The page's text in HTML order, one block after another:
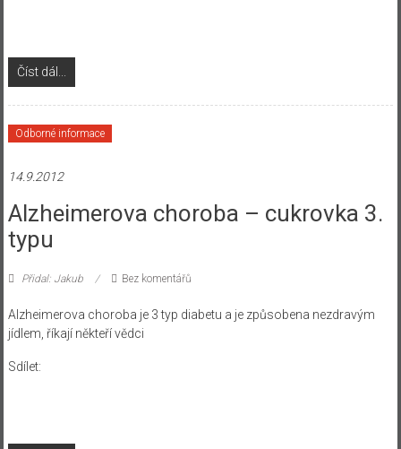
Číst dál...
Odborné informace
14.9.2012
Alzheimerova choroba – cukrovka 3.
typu
Přidal: Jakub Bez komentářů
Alzheimerova choroba je 3 typ diabetu a je způsobena nezdravým
jídlem, říkají někteří vědci
Sdílet: